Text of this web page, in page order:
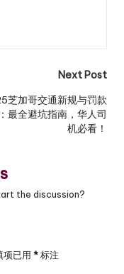
Next Post
芝加哥交通新规与罚款
最全避坑指南，华人司
机必看！
the discussion?
项已用 *标注